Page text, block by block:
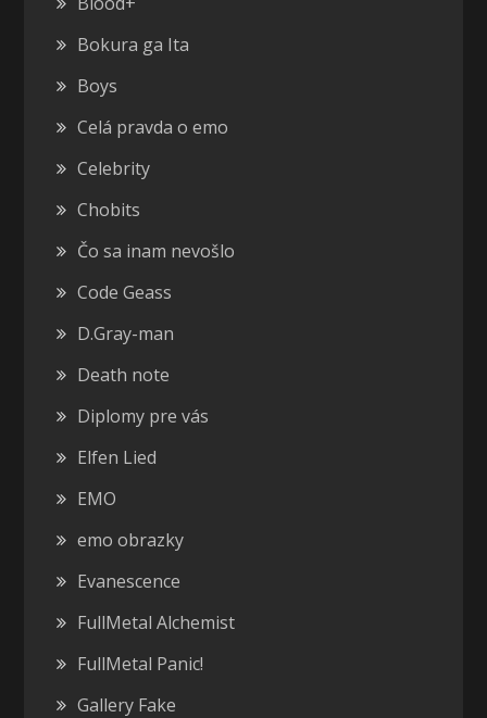
Bokura ga Ita
Boys
Celá pravda o emo
Celebrity
Chobits
Čo sa inam nevošlo
Code Geass
D.Gray-man
Death note
Diplomy pre vás
Elfen Lied
EMO
emo obrazky
Evanescence
FullMetal Alchemist
FullMetal Panic!
Gallery Fake